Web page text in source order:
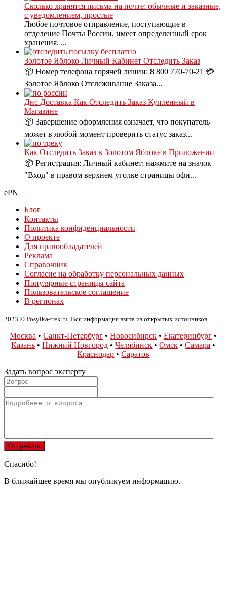
Сколько хранятся письма на почте: обычные и заказные,
с уведомлением, простые
Любое почтовое отправление, поступающие в
отделение Почты России, имеет определенный срок
хранения. ...
Золотое Яблоко Личный Кабинет Отследить Заказ
📦 Номер телефона горячей линии: 8 800 770-70-21 💳
Золотое Яблоко Отслеживание Заказа...
Днс Доставка Как Отследить Заказ Купленный в
Магазине
📦 Завершение оформления означает, что покупатель
может в любой момент проверить статус заказ...
Как Отследить Заказ в Золотом Яблоке в Приложении
📦 Регистрация: Личный кабинет: нажмите на значок
"Вход" в правом верхнем уголке страницы офи...
ePN
Блог
Контакты
Политика конфиденциальности
О проекте
Для правообладателей
Реклама
Справочник
Согласие на обработку персональных данных
Популярные страницы сайта
Пользовательское соглашение
В регионах
2023 © Posylka-trek.ru. Вся информация взята из открытых источников.
Москва •Санкт-Петербург •Новосибирск •Екатеринбург •
Казань •Нижний Новгород •Челябинск •Омск •Самара •
Краснодар •Саратов
Задать вопрос эксперту
Спасибо!
В ближайшее время мы опубликуем информацию.